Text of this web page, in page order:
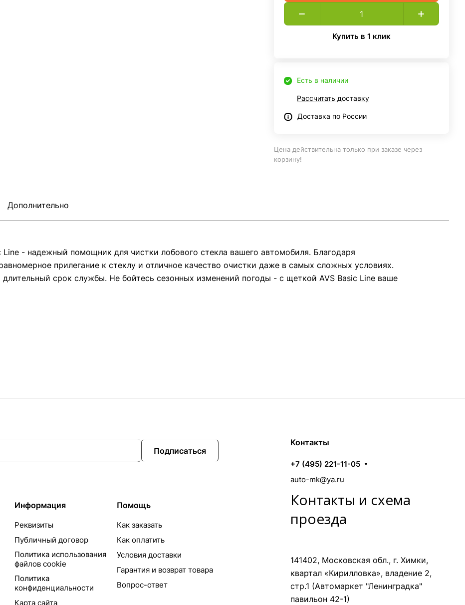
Купить в 1 клик
Есть в наличии
Рассчитать доставку
Доставка по России
Цена действительна только при заказе через
корзину!
Дополнительно
- надежный помощник для чистки лобового стекла вашего автомобиля. Благодаря
прилегание к стеклу и отличное качество очистки даже в самых сложных условиях.
срок службы. Не бойтесь сезонных изменений погоды - с щеткой AVS Basic Line ваше
Подписаться
Информация
Реквизиты
Публичный договор
Политика использования
файлов cookie
Политика
конфиденциальности
Карта сайта
Помощь
Как заказать
Как оплатить
Условия доставки
Гарантия и возврат товара
Вопрос-ответ
Контакты
+7 (495) 221-11-05
auto-mk@ya.ru
Контакты и схема
проезда
141402, Московская обл., г. Химки,
квартал «Кирилловка», владение 2,
стр.1 (Автомаркет "Ленинградка"
павильон 42-1)